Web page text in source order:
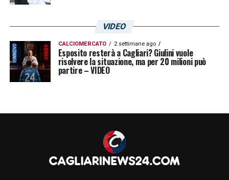
VIDEO
CALCIOMERCATO 2 settimane ago
Esposito resterà a Cagliari? Giulini vuole
risolvere la situazione, ma per 20 milioni può
partire – VIDEO